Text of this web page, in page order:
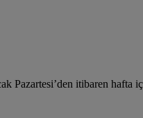
Pazartesi’den itibaren hafta